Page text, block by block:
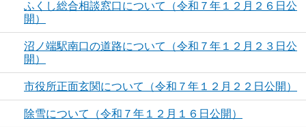
ふくし総合相談窓口について（令和７年１２月２６日公
開）
沼ノ端駅南口の道路について（令和７年１２月２３日公
開）
市役所正面玄関について（令和７年１２月２２日公開）
除雪について（令和７年１２月１６日公開）